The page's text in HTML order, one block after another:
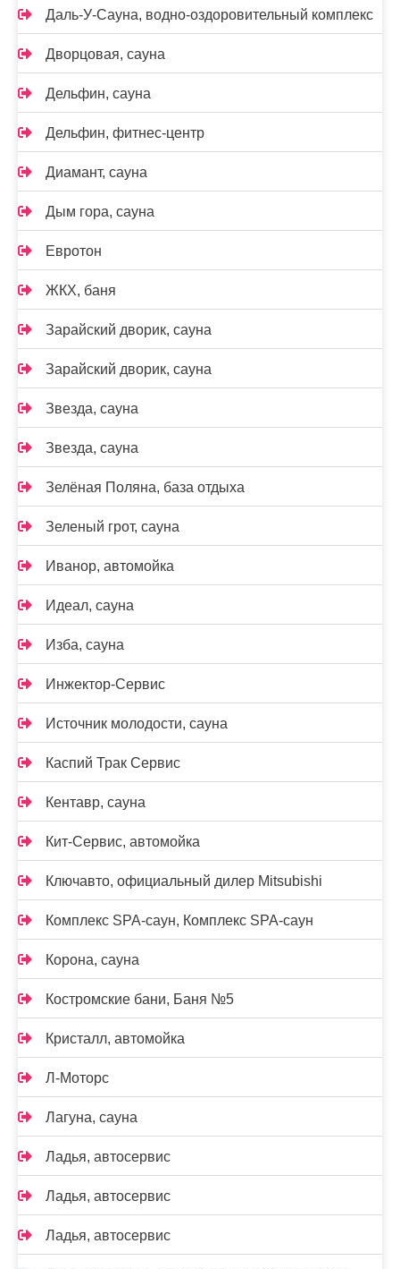
Даль-У-Сауна, водно-оздоровительный комплекс
Дворцовая, сауна
Дельфин, сауна
Дельфин, фитнес-центр
Диамант, сауна
Дым гора, сауна
Евротон
ЖКХ, баня
Зарайский дворик, сауна
Зарайский дворик, сауна
Звезда, сауна
Звезда, сауна
Зелёная Поляна, база отдыха
Зеленый грот, сауна
Иванор, автомойка
Идеал, сауна
Изба, сауна
Инжектор-Сервис
Источник молодости, сауна
Каспий Трак Сервис
Кентавр, сауна
Кит-Сервис, автомойка
Ключавто, официальный дилер Mitsubishi
Комплекс SPA-саун, Комплекс SPA-саун
Корона, сауна
Костромские бани, Баня №5
Кристалл, автомойка
Л-Моторс
Лагуна, сауна
Ладья, автосервис
Ладья, автосервис
Ладья, автосервис